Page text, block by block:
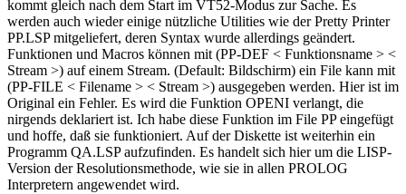
kommt gleich nach dem Start im VT52-Modus zur Sache. Es
werden auch wieder einige nützliche Utilities wie der Pretty Printer
PP.LSP mitgeliefert, deren Syntax wurde allerdings geändert.
Funktionen und Macros können mit (PP-DEF < Funktionsname > <
Stream >) auf einem Stream. (Default: Bildschirm) ein File kann mit
(PP-FILE < Filename > < Stream >) ausgegeben werden. Hier ist im
Original ein Fehler. Es wird die Funktion OPENI verlangt, die
nirgends deklariert ist. Ich habe diese Funktion im File PP eingefügt
und hoffe, daß sie funktioniert. Auf der Diskette ist weiterhin ein
Programm QA.LSP aufzufinden. Es handelt sich hier um die LISP-
Version der Resolutionsmethode, wie sie in allen PROLOG
Interpretern angewendet wird.